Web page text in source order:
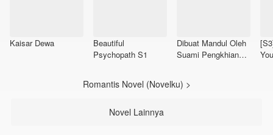
Kaisar Dewa
Beautiful
Psychopath S1
Dibuat Mandul Oleh
Suami Pengkhianat,
You
Romantis Novel (Novelku) >
Novel Lainnya